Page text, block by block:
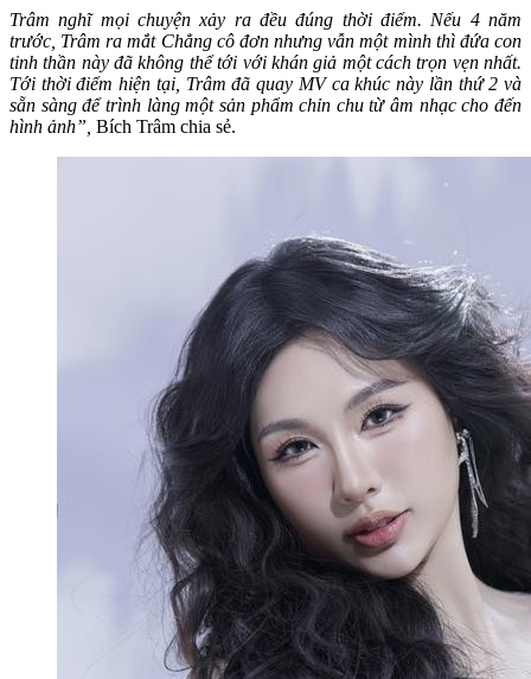
Trâm nghĩ mọi chuyện xảy ra đều đúng thời điểm. Nếu 4 năm
trước, Trâm ra mắt Chẳng cô đơn nhưng vẫn một mình thì đứa con
tinh thần này đã không thể tới với khán giả một cách trọn vẹn nhất.
Tới thời điểm hiện tại, Trâm đã quay MV ca khúc này lần thứ 2 và
sẵn sàng để trình làng một sản phẩm chỉn chu từ âm nhạc cho đến
hình ảnh”, Bích Trâm chia sẻ.